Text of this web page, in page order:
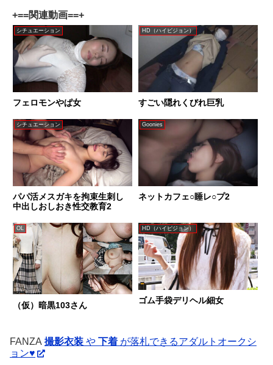
+==関連動画==+
シチュエーション
フェロモンやぱ女
HD（ハイビジョン）
すごい隠れくびれ巨乳
シチュエーション
パパ活メスガキを拘束生刺し
中出しおしおき性交教育2
Goonies
ネットカフェ○睡レ○プ2
OL
（仮）暗黒103さん
HD（ハイビジョン）
ゴム手袋デリヘル細女
FANZA 撮影衣装 や 下着 が落札できるアダルトオークシ
ョン♥